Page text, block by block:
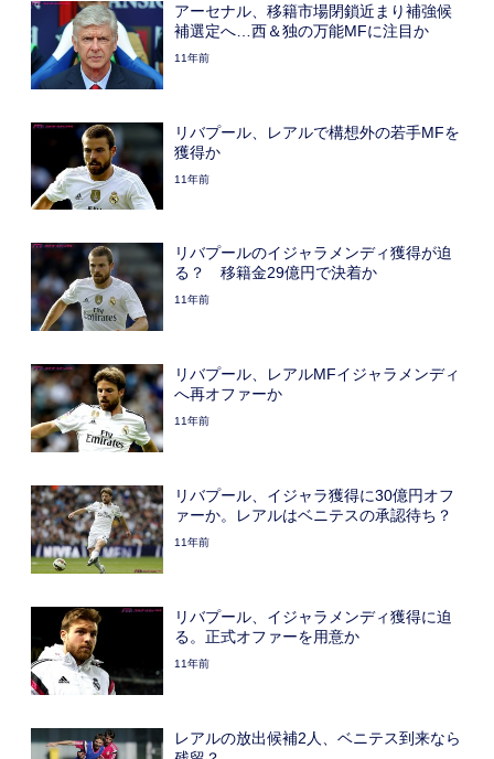
アーセナル、移籍市場閉鎖近まり補強候
補選定へ…西＆独の万能MFに注目か
11年前
リバプール、レアルで構想外の若手MFを
獲得か
11年前
リバプールのイジャラメンディ獲得が迫
る？ 移籍金29億円で決着か
11年前
リバプール、レアルMFイジャラメンディ
へ再オファーか
11年前
リバプール、イジャラ獲得に30億円オフ
ァーか。レアルはベニテスの承認待ち？
11年前
リバプール、イジャラメンディ獲得に迫
る。正式オファーを用意か
11年前
レアルの放出候補2人、ベニテス到来なら